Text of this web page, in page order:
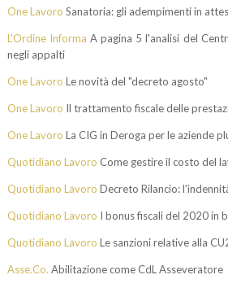
One Lavoro Sanatoria: gli adempimenti in
L'Ordine Informa A pagina 5 l'analisi del
negli appalti
One Lavoro Le novità del "decreto agosto"
One Lavoro Il trattamento fiscale delle
One Lavoro La CIG in Deroga per le aziende
Quotidiano Lavoro Come gestire il costo del
Quotidiano Lavoro Decreto Rilancio:
Quotidiano Lavoro I bonus fiscali del 2020 in
Quotidiano Lavoro Le sanzioni relative alla
Asse.Co. Abilitazione come CdL Asseveratore